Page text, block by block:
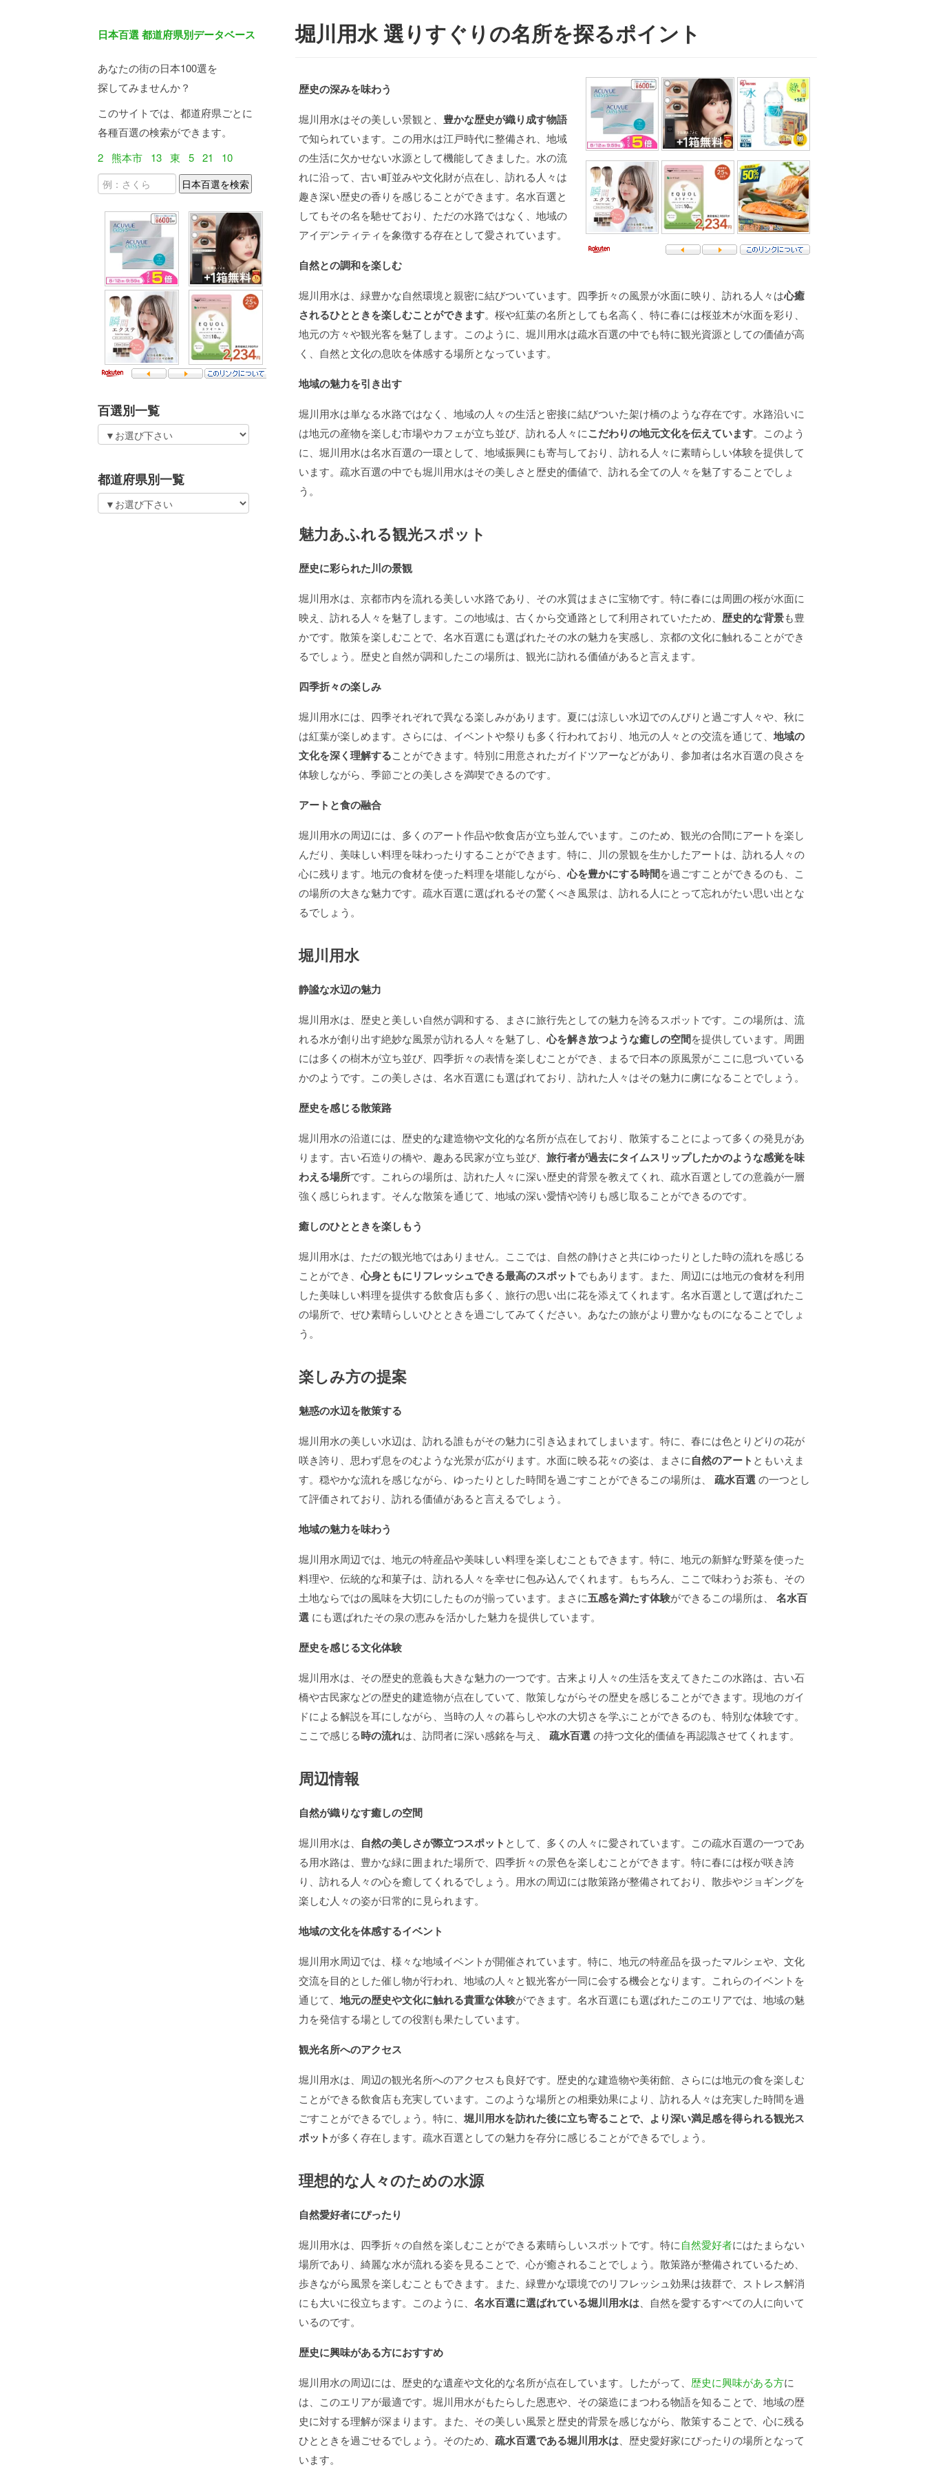
日本百選 都道府県別データベース
あなたの街の日本100選を
探してみませんか？
このサイトでは、都道府県ごとに
各種百選の検索ができます。
2 熊本市 13 東 5 21 10
百選別一覧
都道府県別一覧
堀川用水 選りすぐりの名所を探るポイント
歴史の深みを味わう
堀川用水はその美しい景観と、 豊かな歴史が織り成す物語
で知られています。この用水は江戸時代に整備され、地域
の生活に欠かせない水源として機能してきました。水の流
れに沿って、古い町並みや文化財が点在し、訪れる人々は
趣き深い歴史の香りを感じることができます。名水百選と
してもその名を馳せており、ただの水路ではなく、地域の
アイデンティティを象徴する存在として愛されています。
自然との調和を楽しむ
堀川用水は、緑豊かな自然環境と親密に結びついています。四季折々の風景が水面に映り、訪れる人々は心癒
されるひとときを楽しむことができます。桜や紅葉の名所としても名高く、特に春には桜並木が水面を彩り、
地元の方々や観光客を魅了します。このように、堀川用水は疏水百選の中でも特に観光資源としての価値が高
く、自然と文化の息吹を体感する場所となっています。
地域の魅力を引き出す
堀川用水は単なる水路ではなく、地域の人々の生活と密接に結びついた架け橋のような存在です。水路沿いに
は地元の産物を楽しむ市場やカフェが立ち並び、訪れる人々にこだわりの地元文化を伝えています。このよう
に、堀川用水は名水百選の一環として、地域振興にも寄与しており、訪れる人々に素晴らしい体験を提供して
います。疏水百選の中でも堀川用水はその美しさと歴史的価値で、訪れる全ての人々を魅了することでしょ
う。
魅力あふれる観光スポット
歴史に彩られた川の景観
堀川用水は、京都市内を流れる美しい水路であり、その水質はまさに宝物です。特に春には周囲の桜が水面に
映え、訪れる人々を魅了します。この地域は、古くから交通路として利用されていたため、 歴史的な背景も豊
かです。散策を楽しむことで、名水百選にも選ばれたその水の魅力を実感し、京都の文化に触れることができ
るでしょう。歴史と自然が調和したこの場所は、観光に訪れる価値があると言えます。
四季折々の楽しみ
堀川用水には、四季それぞれで異なる楽しみがあります。夏には涼しい水辺でのんびりと過ごす人々や、秋に
は紅葉が楽しめます。さらには、イベントや祭りも多く行われており、地元の人々との交流を通じて、 地域の
文化を深く理解することができます。特別に用意されたガイドツアーなどがあり、参加者は名水百選の良さを
体験しながら、季節ごとの美しさを満喫できるのです。
アートと食の融合
堀川用水の周辺には、多くのアート作品や飲食店が立ち並んでいます。このため、観光の合間にアートを楽し
んだり、美味しい料理を味わったりすることができます。特に、川の景観を生かしたアートは、訪れる人々の
心に残ります。地元の食材を使った料理を堪能しながら、心を豊かにする時間を過ごすことができるのも、こ
の場所の大きな魅力です。疏水百選に選ばれるその驚くべき風景は、訪れる人にとって忘れがたい思い出とな
るでしょう。
堀川用水
静謐な水辺の魅力
堀川用水は、歴史と美しい自然が調和する、まさに旅行先としての魅力を誇るスポットです。この場所は、流
れる水が創り出す絶妙な風景が訪れる人々を魅了し、心を解き放つような癒しの空間を提供しています。周囲
には多くの樹木が立ち並び、四季折々の表情を楽しむことができ、まるで日本の原風景がここに息づいている
かのようです。この美しさは、名水百選にも選ばれており、訪れた人々はその魅力に虜になることでしょう。
歴史を感じる散策路
堀川用水の沿道には、歴史的な建造物や文化的な名所が点在しており、散策することによって多くの発見があ
ります。古い石造りの橋や、趣ある民家が立ち並び、 旅行者が過去にタイムスリップしたかのような感覚を味
わえる場所です。これらの場所は、訪れた人々に深い歴史的背景を教えてくれ、疏水百選としての意義が一層
強く感じられます。そんな散策を通じて、地域の深い愛情や誇りも感じ取ることができるのです。
癒しのひとときを楽しもう
堀川用水は、ただの観光地ではありません。ここでは、自然の静けさと共にゆったりとした時の流れを感じる
ことができ、心身ともにリフレッシュできる最高のスポットでもあります。また、周辺には地元の食材を利用
した美味しい料理を提供する飲食店も多く、旅行の思い出に花を添えてくれます。名水百選として選ばれたこ
の場所で、ぜひ素晴らしいひとときを過ごしてみてください。あなたの旅がより豊かなものになることでしょ
う。
楽しみ方の提案
魅惑の水辺を散策する
堀川用水の美しい水辺は、訪れる誰もがその魅力に引き込まれてしまいます。特に、春には色とりどりの花が
咲き誇り、思わず息をのむような光景が広がります。水面に映る花々の姿は、まさに自然のアート ともいえま
す。穏やかな流れを感じながら、ゆったりとした時間を過ごすことができるこの場所は、 疏水百選 の一つとし
て評価されており、訪れる価値があると言えるでしょう。
地域の魅力を味わう
堀川用水周辺では、地元の特産品や美味しい料理を楽しむこともできます。特に、地元の新鮮な野菜を使った
料理や、伝統的な和菓子は、訪れる人々を幸せに包み込んでくれます。もちろん、ここで味わうお茶も、その
土地ならではの風味を大切にしたものが揃っています。まさに五感を満たす体験ができるこの場所は、 名水百
選 にも選ばれたその泉の恵みを活かした魅力を提供しています。
歴史を感じる文化体験
堀川用水は、その歴史的意義も大きな魅力の一つです。古来より人々の生活を支えてきたこの水路は、古い石
橋や古民家などの歴史的建造物が点在していて、散策しながらその歴史を感じることができます。現地のガイ
ドによる解説を耳にしながら、当時の人々の暮らしや水の大切さを学ぶことができるのも、特別な体験です。
ここで感じる時の流れは、訪問者に深い感銘を与え、 疏水百選 の持つ文化的価値を再認識させてくれます。
周辺情報
自然が織りなす癒しの空間
堀川用水は、 自然の美しさが際立つスポット として、多くの人々に愛されています。この疏水百選の一つであ
る用水路は、豊かな緑に囲まれた場所で、四季折々の景色を楽しむことができます。特に春には桜が咲き誇
り、訪れる人々の心を癒してくれるでしょう。用水の周辺には散策路が整備されており、散歩やジョギングを
楽しむ人々の姿が日常的に見られます。
地域の文化を体感するイベント
堀川用水周辺では、様々な地域イベントが開催されています。特に、地元の特産品を扱ったマルシェや、文化
交流を目的とした催し物が行われ、地域の人々と観光客が一同に会する機会となります。これらのイベントを
通じて、 地元の歴史や文化に触れる貴重な体験ができます。名水百選にも選ばれたこのエリアでは、地域の魅
力を発信する場としての役割も果たしています。
観光名所へのアクセス
堀川用水は、周辺の観光名所へのアクセスも良好です。歴史的な建造物や美術館、さらには地元の食を楽しむ
ことができる飲食店も充実しています。このような場所との相乗効果により、訪れる人々は充実した時間を過
ごすことができるでしょう。特に、堀川用水を訪れた後に立ち寄ることで、より深い満足感を得られる観光ス
ポットが多く存在します。疏水百選としての魅力を存分に感じることができるでしょう。
理想的な人々のための水源
自然愛好者にぴったり
堀川用水は、四季折々の自然を楽しむことができる素晴らしいスポットです。特に自然愛好者にはたまらない
場所であり、綺麗な水が流れる姿を見ることで、心が癒されることでしょう。散策路が整備されているため、
歩きながら風景を楽しむこともできます。また、緑豊かな環境でのリフレッシュ効果は抜群で、ストレス解消
にも大いに役立ちます。このように、 名水百選に選ばれている堀川用水は、自然を愛するすべての人に向いて
いるのです。
歴史に興味がある方におすすめ
堀川用水の周辺には、歴史的な遺産や文化的な名所が点在しています。したがって、 歴史に興味がある方に
は、このエリアが最適です。堀川用水がもたらした恩恵や、その築造にまつわる物語を知ることで、地域の歴
史に対する理解が深まります。また、その美しい風景と歴史的背景を感じながら、散策することで、心に残る
ひとときを過ごせるでしょう。そのため、 疏水百選である堀川用水は、歴史愛好家にぴったりの場所となって
います。